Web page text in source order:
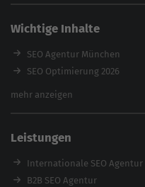
Wichtige Inhalte
SEO Agentur München
SEO Optimierung 2026
Backlink-Audit 2026
Referenzen
E-Books
Magazin
mehr anzeigen
Leistungen
Internationale SEO Agentur
B2B SEO Agentur